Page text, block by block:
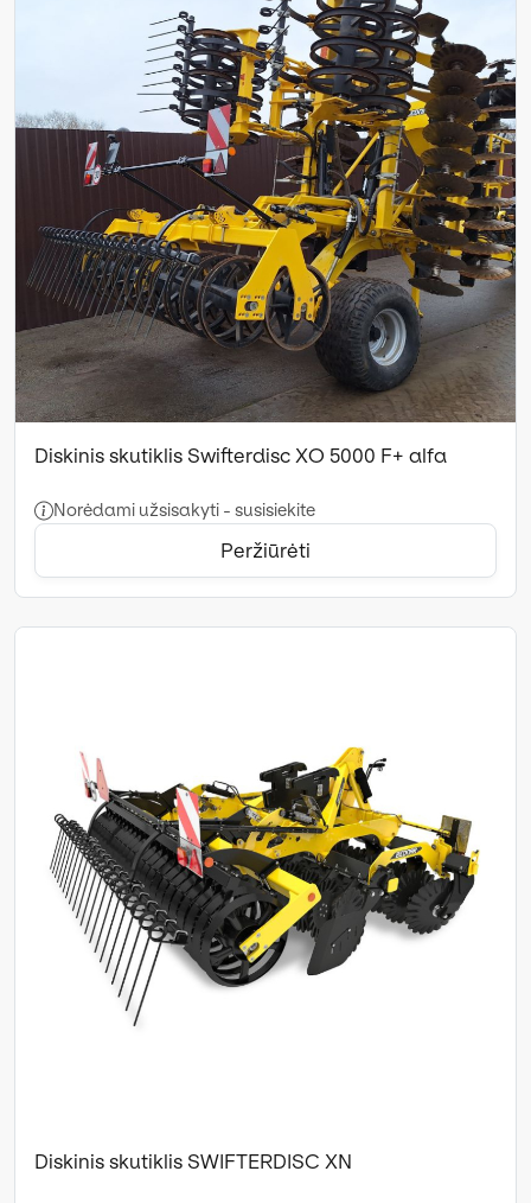
Diskinis skutiklis Swifterdisc XO 5000 F+ alfa
Norėdami užsisakyti - susisiekite
Peržiūrėti
Diskinis skutiklis SWIFTERDISC XN